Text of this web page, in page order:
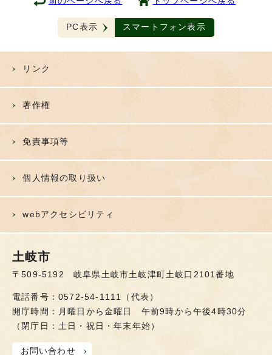
PC表示 スマートフォン表示
リンク
著作権
免責事項等
個人情報の取り扱い
webアクセシビリティ
土岐市
〒509-5192 岐阜県土岐市土岐津町土岐口2101番地
電話番号：0572-54-1111（代表）
開庁時間：月曜日から金曜日 午前9時から午後4時30分
（閉庁日：土日・祝日・年末年始）
お問い合わせ